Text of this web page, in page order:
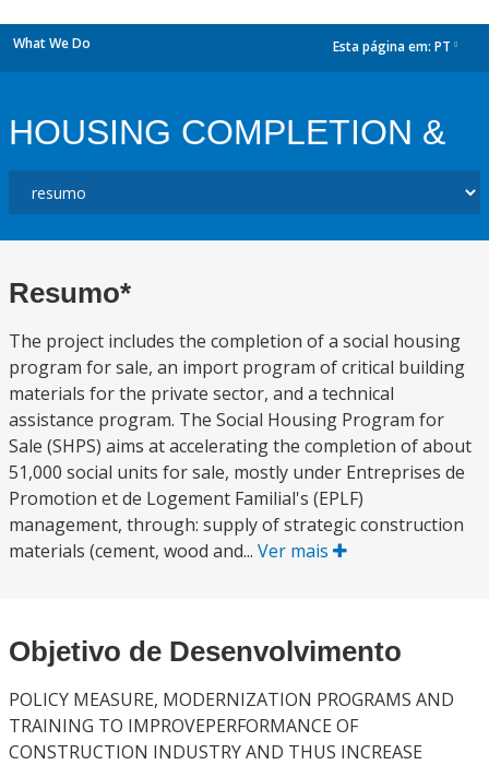
What We Do Esta página em: PT
HOUSING COMPLETION &
Resumo*
The project includes the completion of a social housing
program for sale, an import program of critical building
materials for the private sector, and a technical
assistance program. The Social Housing Program for
Sale (SHPS) aims at accelerating the completion of about
51,000 social units for sale, mostly under Entreprises de
Promotion et de Logement Familial's (EPLF)
management, through: supply of strategic construction
materials (cement, wood and... Ver mais
Objetivo de Desenvolvimento
POLICY MEASURE, MODERNIZATION PROGRAMS AND
TRAINING TO IMPROVEPERFORMANCE OF
CONSTRUCTION INDUSTRY AND THUS INCREASE